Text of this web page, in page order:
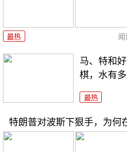
最热 阅
马、特和
棋，水有多
最热
特朗普对波斯下狠手，为何